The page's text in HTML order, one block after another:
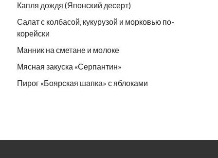
Капля дождя (Японский десерт)
Салат с колбасой, кукурузой и морковью по-
корейски
Манник на сметане и молоке
Мясная закуска «Серпантин»
Пирог «Боярская шапка» с яблоками